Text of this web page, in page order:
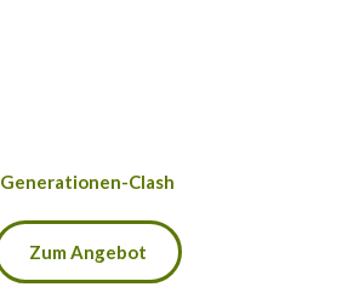
Generationen-Clash
Zum Angebot